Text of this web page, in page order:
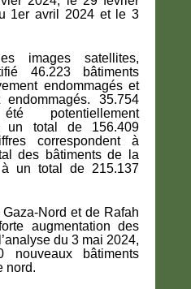
1er avril 2024 et le 3
images satellites,
46.223 bâtiments
endommagés et
endommagés. 35.754
potentiellement
un total de 156.409
correspondent à
des bâtiments de la
un total de 215.137
Nord et de Rafah
augmentation des
du 3 mai 2024,
nouveaux bâtiments
nord.